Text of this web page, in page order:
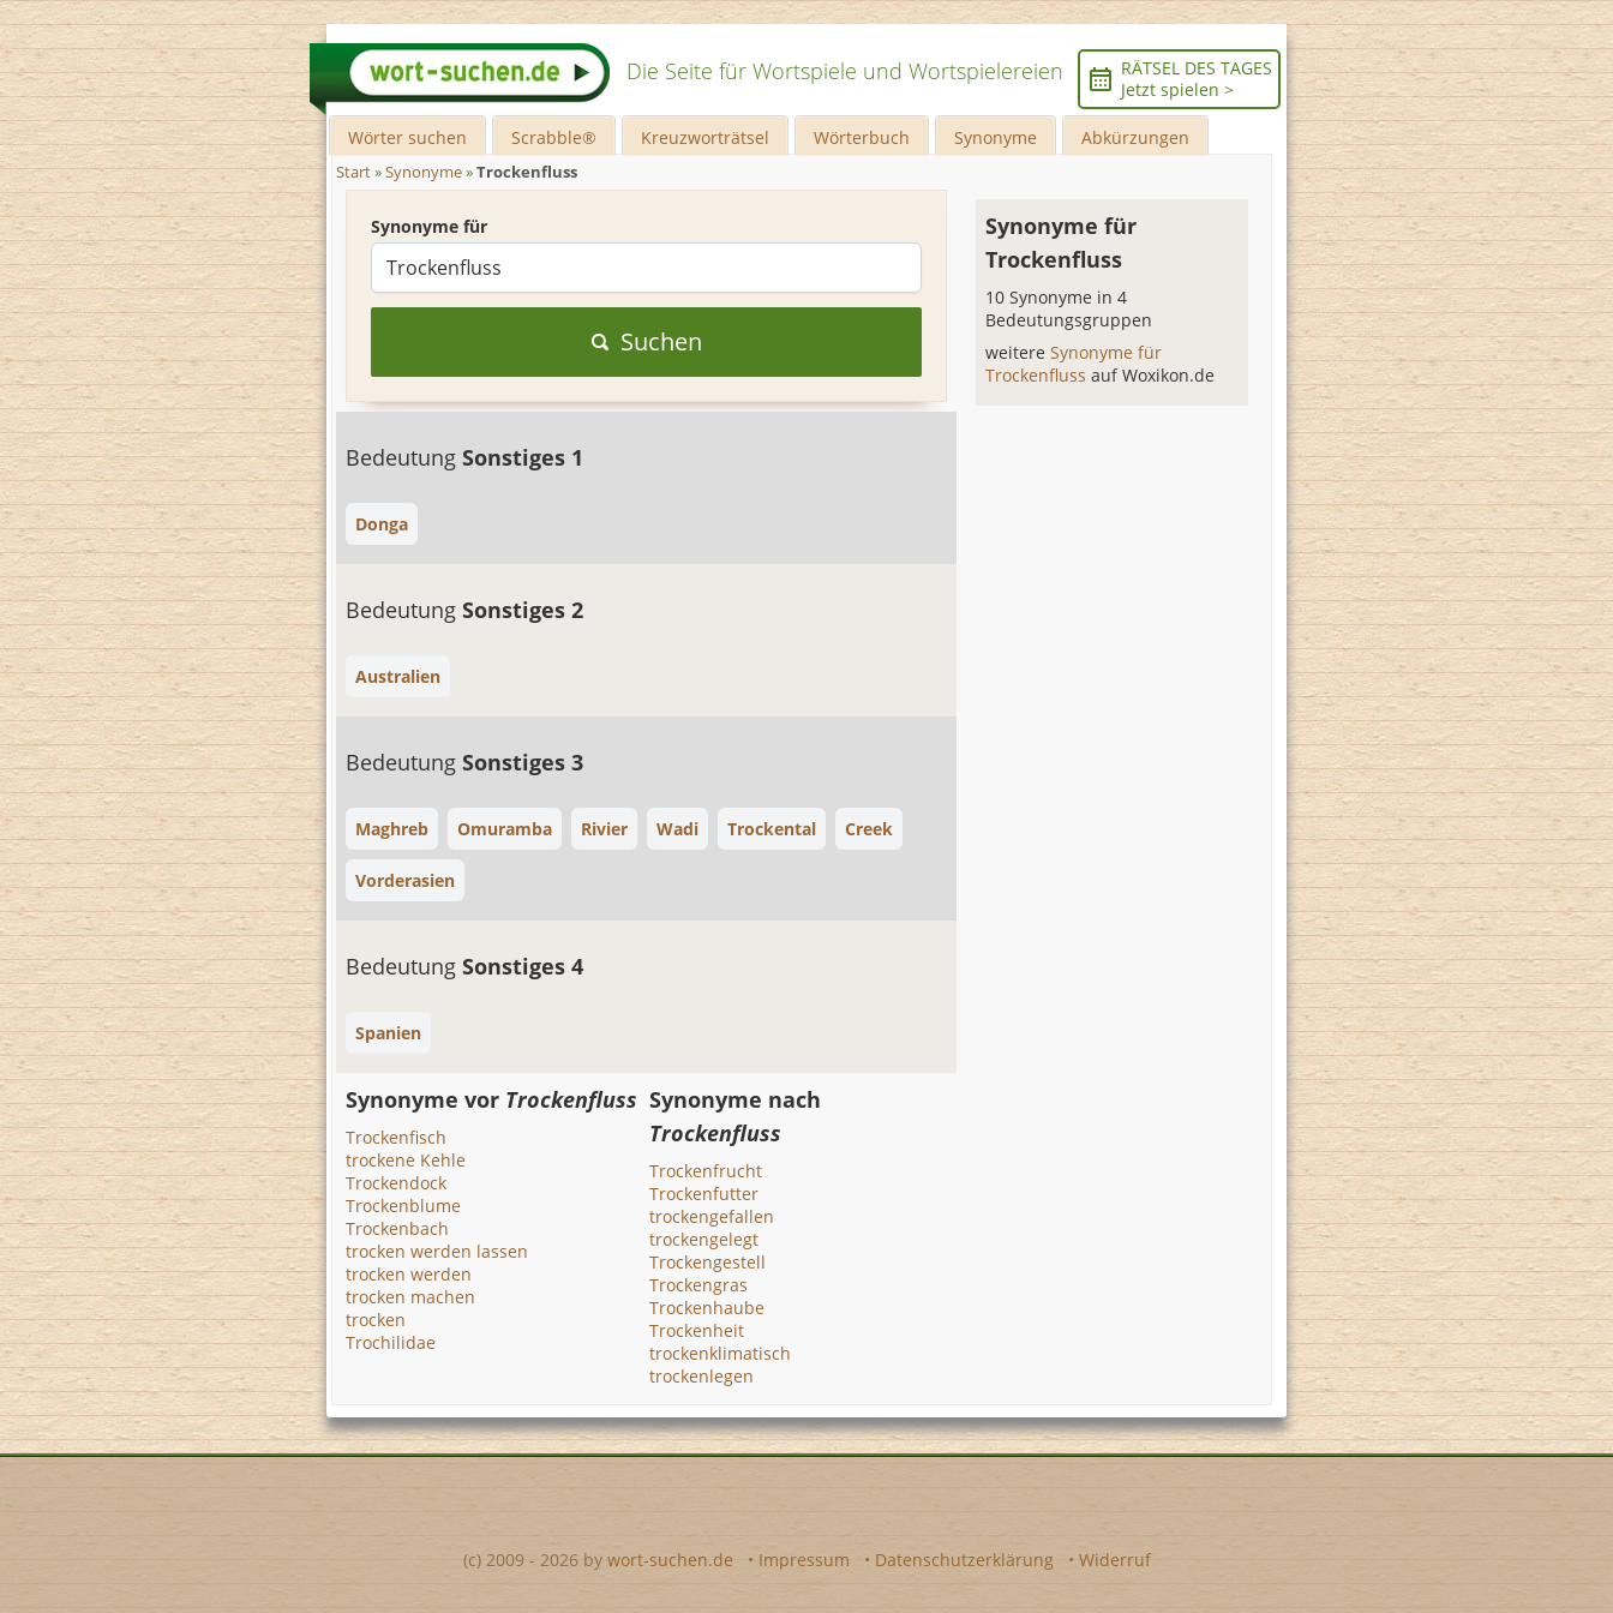
Die Seite für Wortspiele und Wortspielereien
RÄTSEL DES TAGES
Jetzt spielen >
Wörter suchen Scrabble® Kreuzworträtsel Wörterbuch Synonyme Abkürzungen
Start»Synonyme»Trockenfluss
Synonyme für
Suchen
Bedeutung Sonstiges 1
Donga
Bedeutung Sonstiges 2
Australien
Bedeutung Sonstiges 3
Maghreb Omuramba Rivier Wadi Trockental Creek
Vorderasien
Bedeutung Sonstiges 4
Spanien
Synonyme für
Trockenfluss
10 Synonyme in 4
Bedeutungsgruppen
weitereSynonyme für
Trockenflussauf Woxikon.de
Synonyme vor Trockenfluss
Trockenfisch
trockene Kehle
Trockendock
Trockenblume
Trockenbach
trocken werden lassen
trocken werden
trocken machen
trocken
Trochilidae
Synonyme nach
Trockenfluss
Trockenfrucht
Trockenfutter
trockengefallen
trockengelegt
Trockengestell
Trockengras
Trockenhaube
Trockenheit
trockenklimatisch
trockenlegen
(c) 2009 - 2026 by wort-suchen.de • Impressum • Datenschutzerklärung • Widerruf